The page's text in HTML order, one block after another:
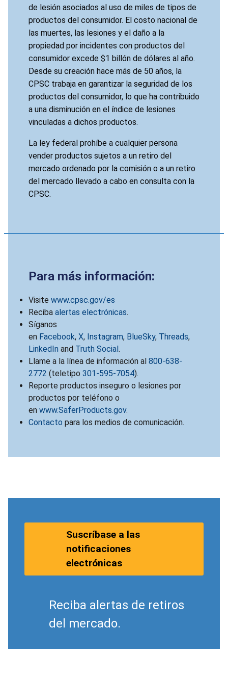
de lesión asociados al uso de miles de tipos de
productos del consumidor. El costo nacional de
las muertes, las lesiones y el daño a la
propiedad por incidentes con productos del
consumidor excede $1 billón de dólares al año.
Desde su creación hace más de 50 años, la
CPSC trabaja en garantizar la seguridad de los
productos del consumidor, lo que ha contribuido
a una disminución en el índice de lesiones
vinculadas a dichos productos.
La ley federal prohíbe a cualquier persona
vender productos sujetos a un retiro del
mercado ordenado por la comisión o a un retiro
del mercado llevado a cabo en consulta con la
CPSC.
Para más información:
Visite www.cpsc.gov/es
Reciba alertas electrónicas.
Síganos
en Facebook, X, Instagram, BlueSky, Threads,
LinkedIn and Truth Social.
Llame a la línea de información al 800-638-
2772 (teletipo 301-595-7054).
Reporte productos inseguro o lesiones por
productos por teléfono o
en www.SaferProducts.gov.
Contacto para los medios de comunicación.
Suscríbase a las
notificaciones
electrónicas
Reciba alertas de retiros
del mercado.